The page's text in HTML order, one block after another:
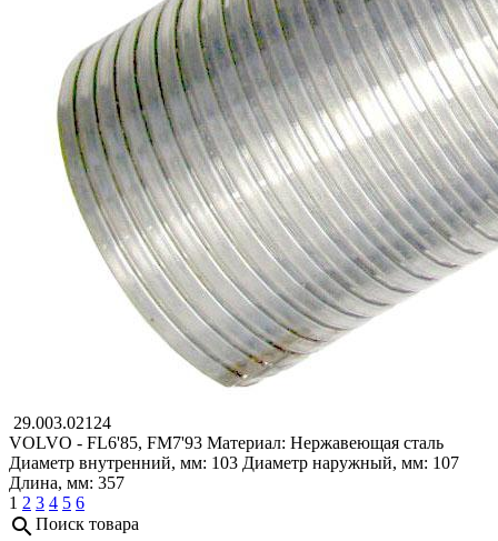
29.003.02124
VOLVO - FL6'85, FM7'93 Материал: Нержавеющая сталь
Диаметр внутренний, мм: 103 Диаметр наружный, мм: 107
Длина, мм: 357
1 2 3 4 5 6
search Поиск товара